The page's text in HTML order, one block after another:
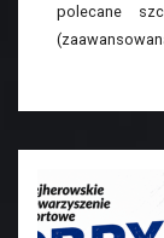
polecane